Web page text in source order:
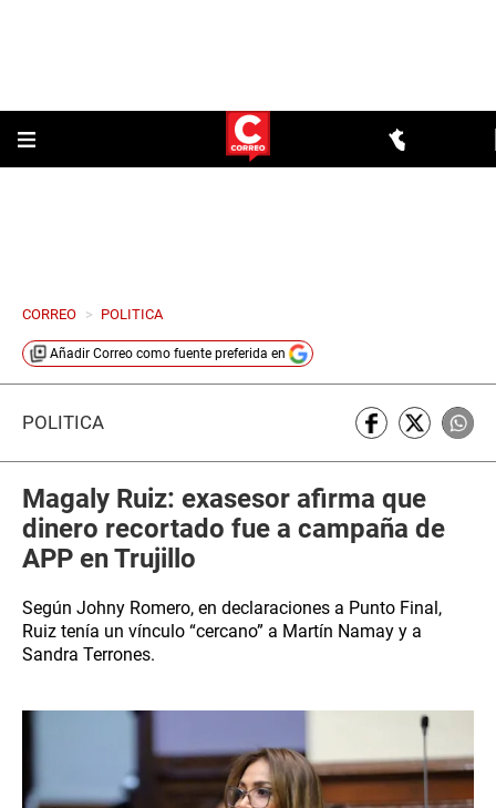
CORREO > POLITICA
Añadir Correo como fuente preferida en
POLÍTICA
Magaly Ruiz: exasesor afirma que
dinero recortado fue a campaña de
APP en Trujillo
Según Johny Romero, en declaraciones a Punto Final,
Ruiz tenía un vínculo “cercano” a Martín Namay y a
Sandra Terrones.